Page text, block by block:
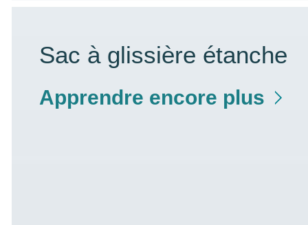
Sac à glissière étanche
Apprendre encore plus